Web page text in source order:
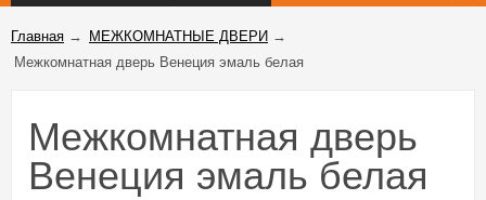
Главная → МЕЖКОМНАТНЫЕ ДВЕРИ →
Межкомнатная дверь Венеция эмаль белая
Межкомнатная дверь
Венеция эмаль белая